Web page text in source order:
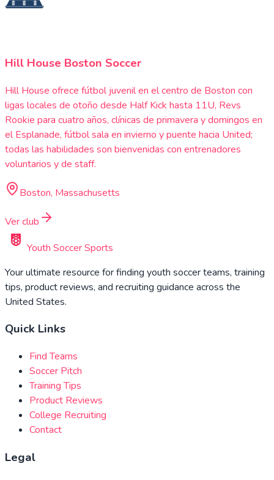
Hill House Boston Soccer
Hill House ofrece fútbol juvenil en el centro de Boston con
ligas locales de otoño desde Half Kick hasta 11U, Revs
Rookie para cuatro años, clínicas de primavera y domingos en
el Esplanade, fútbol sala en invierno y puente hacia United;
todas las habilidades son bienvenidas con entrenadores
voluntarios y de staff.
Boston, Massachusetts
Ver club
Youth Soccer Sports
Your ultimate resource for finding youth soccer teams, training
tips, product reviews, and recruiting guidance across the
United States.
Quick Links
Find Teams
Soccer Pitch
Training Tips
Product Reviews
College Recruiting
Contact
Legal